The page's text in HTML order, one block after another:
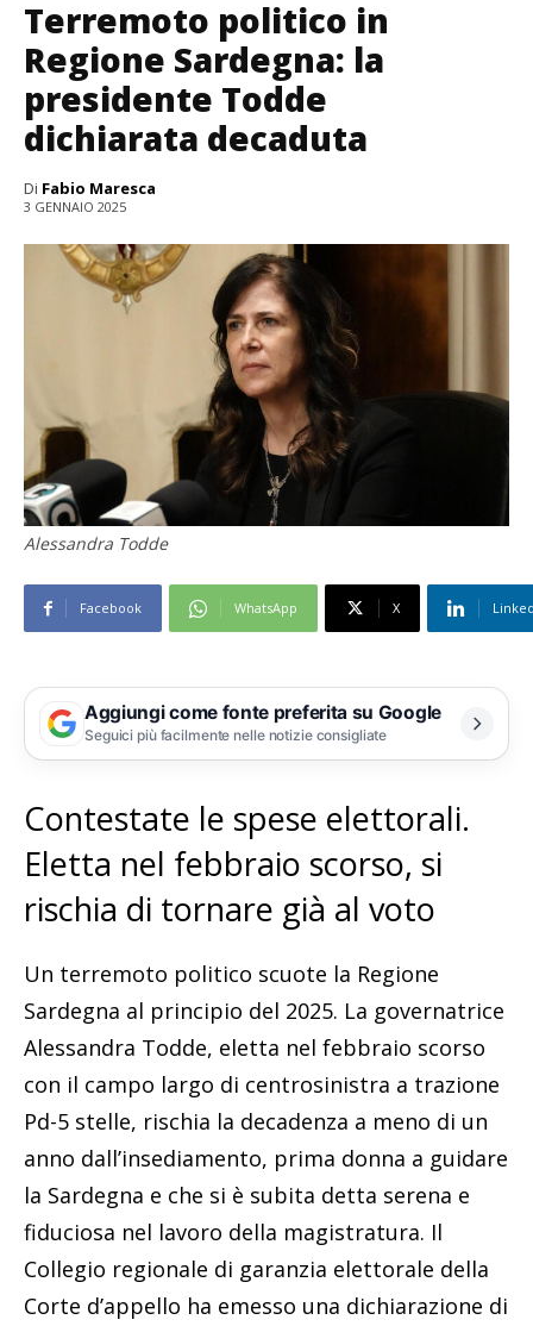
Terremoto politico in
Regione Sardegna: la
presidente Todde
dichiarata decaduta
Di Fabio Maresca
3 GENNAIO 2025
Alessandra Todde
Facebook WhatsApp X
Aggiungi come fonte preferita su Google
Seguici più facilmente nelle notizie consigliate
Contestate le spese elettorali.
Eletta nel febbraio scorso, si
rischia di tornare già al voto
Un terremoto politico scuote la Regione
Sardegna al principio del 2025. La governatrice
Alessandra Todde, eletta nel febbraio scorso
con il campo largo di centrosinistra a trazione
Pd-5 stelle, rischia la decadenza a meno di un
anno dall’insediamento, prima donna a guidare
la Sardegna e che si è subita detta serena e
fiduciosa nel lavoro della magistratura. Il
Collegio regionale di garanzia elettorale della
Corte d’appello ha emesso una dichiarazione di